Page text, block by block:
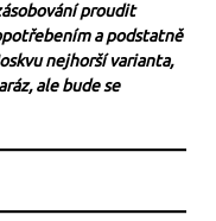
proudit
a podstatně
nejhorší varianta,
ale bude se